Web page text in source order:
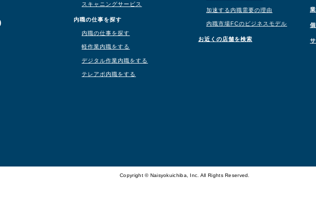
スキャニングサービス
内職の仕事を探す
内職の仕事を探す
軽作業内職をする
デジタル作業内職をする
テレアポ内職をする
加速する内職需要の理由
内職市場FCのビジネスモデル
お近くの店舗を検索
Copyright © Naisyokuichiba, Inc. All Rights Reserved.